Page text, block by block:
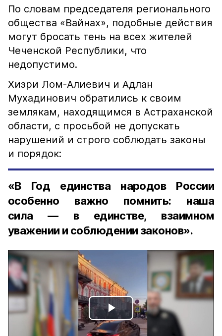
По словам председателя регионального
общества «Вайнах», подобные действия
могут бросать тень на всех жителей
Чеченской Республики, что
недопустимо.
Хизри Лом-Алиевич и Адлан
Мухадинович обратились к своим
землякам, находящимся в Астраханской
области, с просьбой не допускать
нарушений и строго соблюдать законы
и порядок:
«В Год единства народов России
особенно важно помнить: наша
сила — в единстве, взаимном
уважении и соблюдении законов».
Play